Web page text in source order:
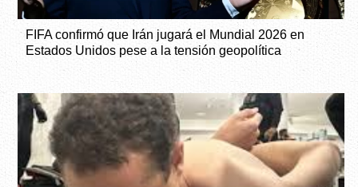
FIFA confirmó que Irán jugará el Mundial 2026 en
Estados Unidos pese a la tensión geopolítica